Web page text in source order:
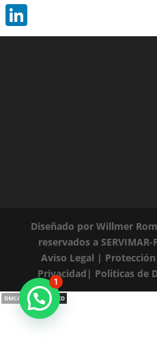
Diseñado por Willmer
reservados a SERVIMAR-
Aviso Legal |
Privacidad | Politicas de
Telegram
LinkedIn
1